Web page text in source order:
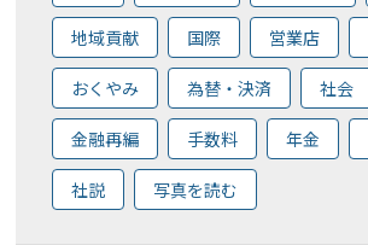
地域貢献 国際 営業店
おくやみ 為替・決済 社会
金融再編 手数料 年金
社説 写真を読む